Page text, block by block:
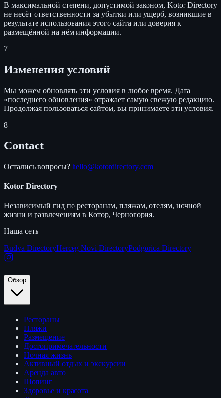
В максимальной степени, допустимой законом, Kotor Directory
не несёт ответственности за убытки или ущерб, возникшие в
результате использования этого сайта или доверия к
размещённой на нём информации.
7
Изменения условий
Мы можем обновлять эти условия в любое время. Дата
«последнего обновления» отражает самую свежую редакцию.
Продолжая пользоваться сайтом, вы принимаете эти условия.
8
Contact
Остались вопросы? hello@kotordirectory.com
Kotor Directory
Независимый гид по ресторанам, пляжам, отелям, ночной
жизни и развлечениям в Котор, Черногория.
Наша сеть
Budva DirectoryHerceg Novi DirectoryPodgorica Directory
Обзор
Рестораны
Пляжи
Размещение
Достопримечательности
Ночная жизнь
Активный отдых и экскурсии
Аренда авто
Шопинг
Здоровье и красота